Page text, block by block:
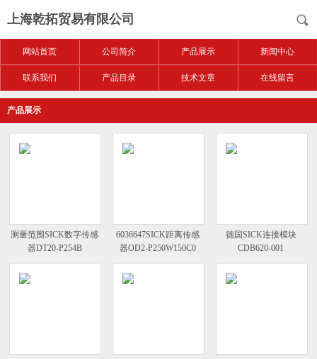
上海乾拓贸易有限公司
网站首页 公司简介 产品展示 新闻中心
联系我们 产品目录 技术文章 在线留言
产品展示
测量范围SICK数字传感
器DT20-P254B
6036647SICK距离传感
器OD2-P250W150C0
德国SICK连接模块
CDB620-001